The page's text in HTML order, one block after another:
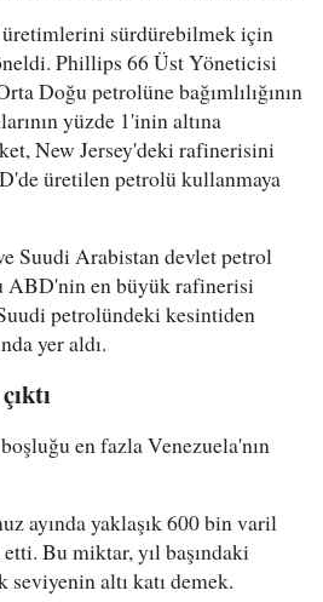
sürdürebilmek için
Phillips 66 Üst Yöneticisi
Doğu petrolüne bağımlılığının
yüzde 1'inin altına
New Jersey'deki rafinerisini
üretilen petrolü kullanmaya
Suudi Arabistan devlet petrol
ABD'nin en büyük rafinerisi
petrolündeki kesintiden
yer aldı.
en fazla Venezuela'nın
ayında yaklaşık 600 bin varil
Bu miktar, yıl başındaki
altı katı demek.